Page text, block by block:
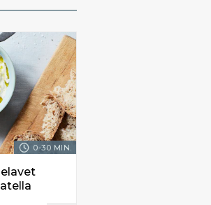
0-30 MIN.